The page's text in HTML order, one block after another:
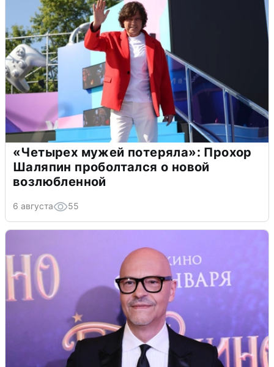
«Четырех мужей потеряла»: Прохор
Шаляпин проболтался о новой
возлюбленной
6 августа 55